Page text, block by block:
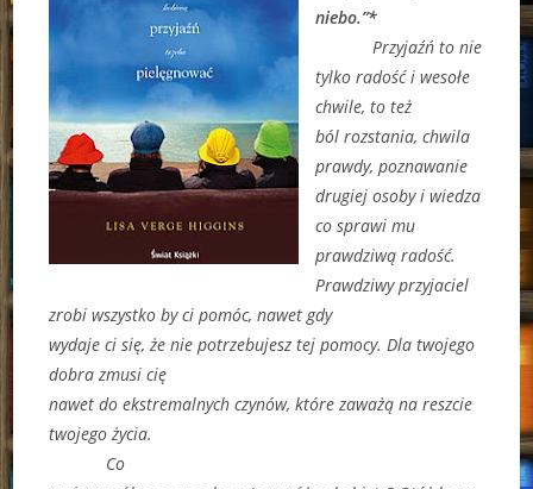
niebo.”*
Przyjaźń to nie
tylko radość i wesołe
chwile, to też
ból rozstania, chwila
prawdy, poznawanie
drugiej osoby i wiedza
co sprawi mu
prawdziwą radość.
Prawdziwy przyjaciel
zrobi wszystko by ci pomóc, nawet gdy
wydaje ci się, że nie potrzebujesz tej pomocy. Dla twojego
dobra zmusi cię
nawet do ekstremalnych czynów, które zaważą na reszcie
twojego życia.
Co